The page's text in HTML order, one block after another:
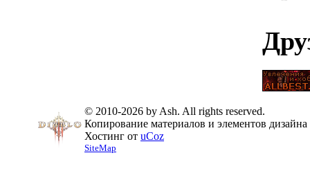
© 2010-2026 by Ash. All rights reserved.
Копирование материалов и элементов
Хостинг от uCoz
SiteMap